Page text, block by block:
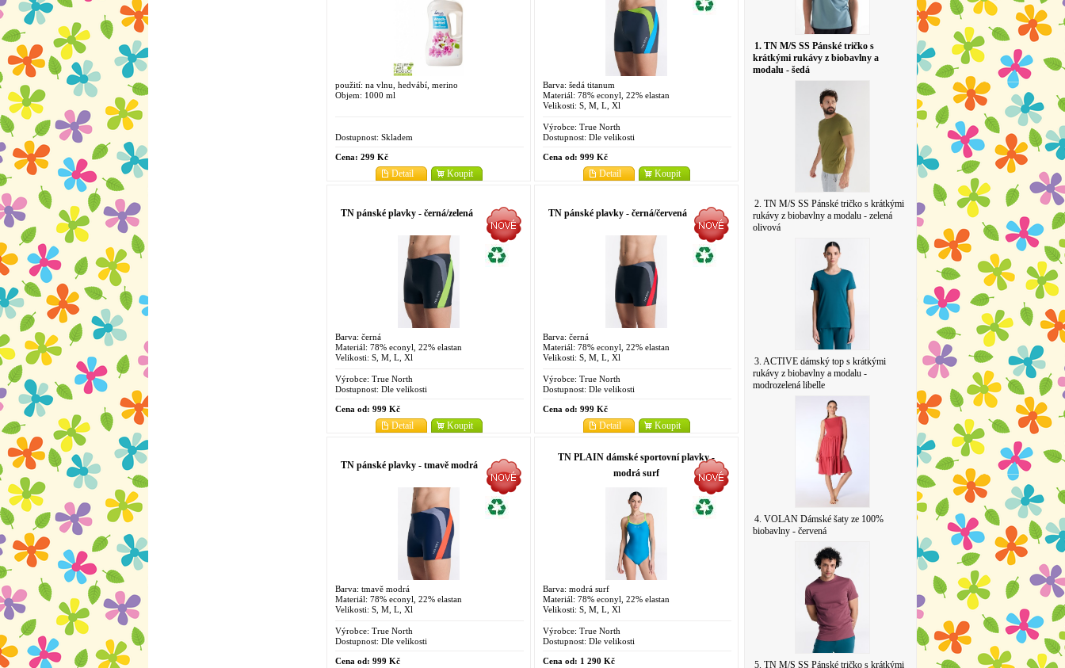
použití: na vlnu, hedvábí, merino
Objem: 1000 ml
Dostupnost: Skladem
Cena: 299 Kč
Koupit
Detail
Barva: šedá titanum
Materiál: 78% econyl, 22% elastan
Velikosti: S, M, L, Xl
Výrobce: True North
Dostupnost: Dle velikosti
Cena od: 999 Kč
Koupit
Detail
TN pánské plavky - černá/zelená
Barva: černá
Materiál: 78% econyl, 22% elastan
Velikosti: S, M, L, Xl
Výrobce: True North
Dostupnost: Dle velikosti
Cena od: 999 Kč
Koupit
Detail
TN pánské plavky - černá/červená
Barva: černá
Materiál: 78% econyl, 22% elastan
Velikosti: S, M, L, Xl
Výrobce: True North
Dostupnost: Dle velikosti
Cena od: 999 Kč
Koupit
Detail
TN pánské plavky - tmavě modrá
Barva: tmavě modrá
Materiál: 78% econyl, 22% elastan
Velikosti: S, M, L, Xl
Výrobce: True North
Dostupnost: Dle velikosti
Cena od: 999 Kč
TN PLAIN dámské sportovní plavky -
modrá surf
Barva: modrá surf
Materiál: 78% econyl, 22% elastan
Velikosti: S, M, L, Xl
Výrobce: True North
Dostupnost: Dle velikosti
Cena od: 1 290 Kč
1. TN M/S SS Pánské tričko s
krátkými rukávy z biobavlny a
modalu - šedá
2. TN M/S SS Pánské tričko s krátkými
rukávy z biobavlny a modalu - zelená
olivová
3. ACTIVE dámský top s krátkými
rukávy z biobavlny a modalu -
modrozelená libelle
4. VOLAN Dámské šaty ze 100%
biobavlny - červená
5. TN M/S SS Pánské tričko s krátkými